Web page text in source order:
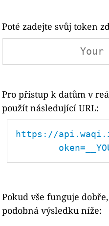
Poté zadejte svůj token
Pro přístup k datům v
použít následující URL:
https://
Pokud vše funguje
podobná výsledku níže: